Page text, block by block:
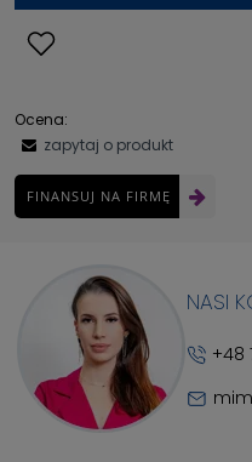
Ocena:
zapytaj o produkt
FINANSUJ NA FIRMĘ
NASI
+48